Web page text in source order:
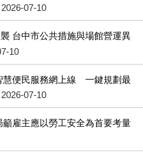
2026-07-10
台中市公共措施與場館營運異
10
慧便民服務網上線 一鍵規劃最
2026-07-10
雇主應以勞工安全為首要考量